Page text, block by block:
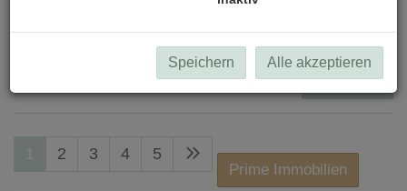
Suchen
2 3 4 5
Prime Immobilien
Speichern Alle akzeptieren